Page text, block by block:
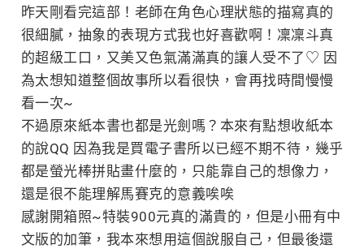
昨天剛看完這部！老師在角色心理狀態的描寫真的
很細膩，抽象的表現方式我也好喜歡啊！凜凜斗真
的超級工口，又美又色氣滿滿真的讓人受不了♡ 因
為太想知道整個故事所以看很快，會再找時間慢慢
看一次~
不過原來紙本書也都是光劍嗎？本來有點想收紙本
的說QQ 因為我是買電子書所以已經不期不待，幾乎
都是螢光棒拼貼畫什麼的，只能靠自己的想像力，
還是很不能理解馬賽克的意義唉唉
感謝開箱照~特裝900元真的滿貴的，但是小冊有中
文版的加筆，我本來想用這個說服自己，但最後還